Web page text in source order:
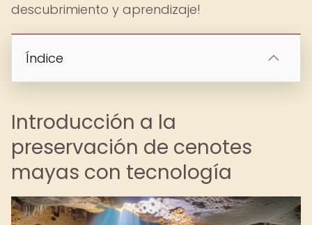
descubrimiento y aprendizaje!
Índice
Introducción a la
preservación de cenotes
mayas con tecnología